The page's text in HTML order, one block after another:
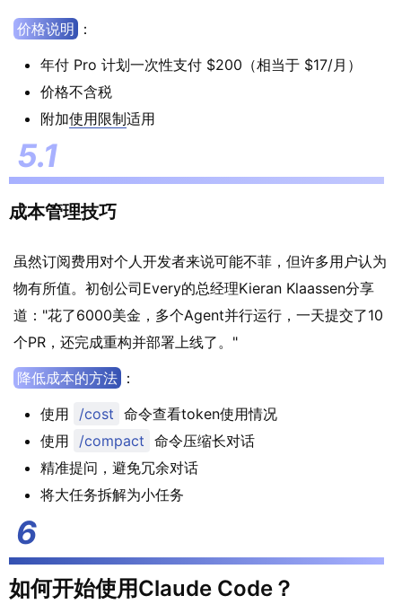
价格说明 ：
年付 Pro 计划一次性支付 $200（相当于 $17/月）
价格不含税
附加使用限制适用
成本管理技巧
虽然订阅费用对个人开发者来说可能不菲，但许多用户认为
物有所值。初创公司Every的总经理Kieran Klaassen分享
道："花了6000美金，多个Agent并行运行，一天提交了10
个PR，还完成重构并部署上线了。"
降低成本的方法 ：
使用
/cost 命令查看token使用情况
使用
/compact 命令压缩长对话
精准提问，避免冗余对话
将大任务拆解为小任务
如何开始使用Claude Code？